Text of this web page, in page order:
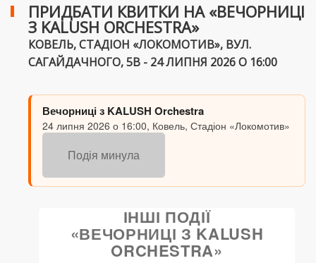
ПРИДБАТИ КВИТКИ НА «ВЕЧОРНИЦІ
З KALUSH ORCHESTRA»
КОВЕЛЬ, СТАДІОН «ЛОКОМОТИВ», ВУЛ.
САГАЙДАЧНОГО, 5В - 24 ЛИПНЯ 2026 О 16:00
Вечорниці з KALUSH Orchestra
24 липня 2026 о 16:00, Ковель, Стадіон «Локомотив»
Подія минула
ІНШІ ПОДІЇ
«ВЕЧОРНИЦІ З KALUSH
ORCHESTRA»